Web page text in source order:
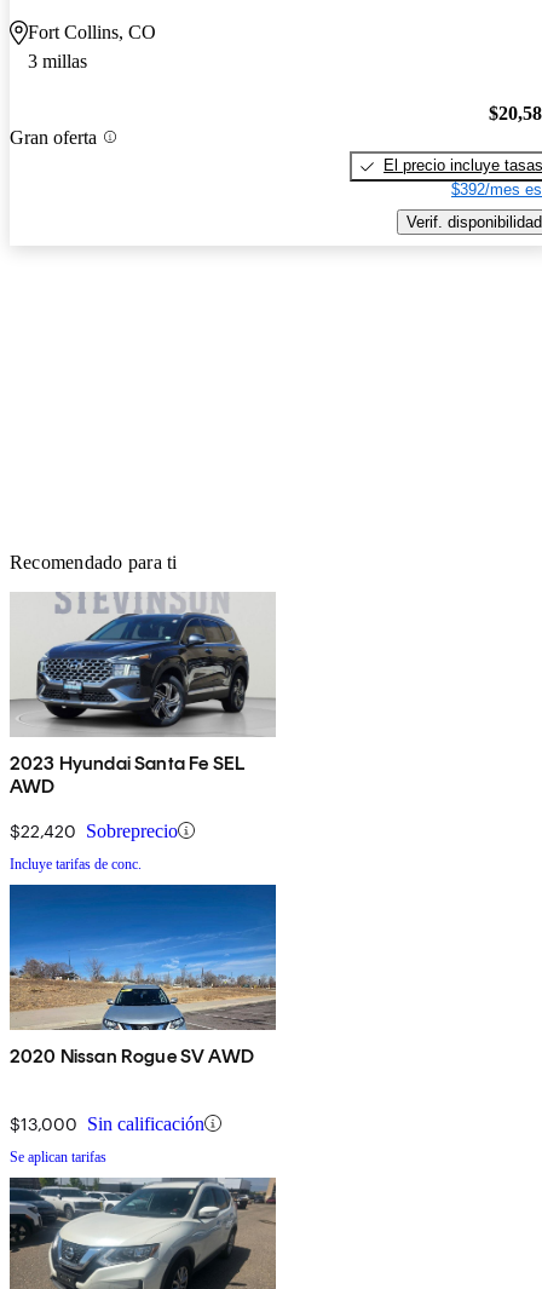
Fort Collins, CO
3 millas
Gran oferta
El precio incluye tasas
$392/mes
Verif. disponibilidad
Recomendado para ti
2023 Hyundai Santa Fe SEL
AWD
$22,420 Sobreprecio
Incluye tarifas de conc.
2020 Nissan Rogue SV AWD
$13,000 Sin calificación
Se aplican tarifas